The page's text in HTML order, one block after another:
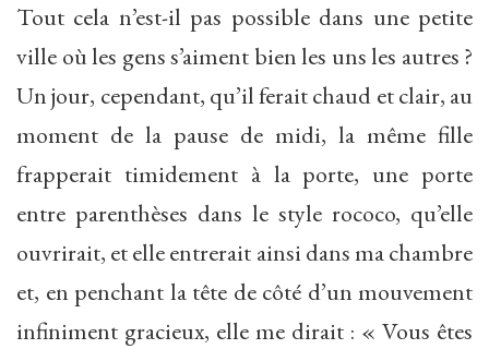
Tout cela n’est-il pas possible dans une petite
ville où les gens s’aiment bien les uns les autres ?
Un jour, cependant, qu’il ferait chaud et clair, au
moment de la pause de midi, la même fille
frapperait timidement à la porte, une porte
entre parenthèses dans le style rococo, qu’elle
ouvrirait, et elle entrerait ainsi dans ma chambre
et, en penchant la tête de côté d’un mouvement
infiniment gracieux, elle me dirait : « Vous êtes